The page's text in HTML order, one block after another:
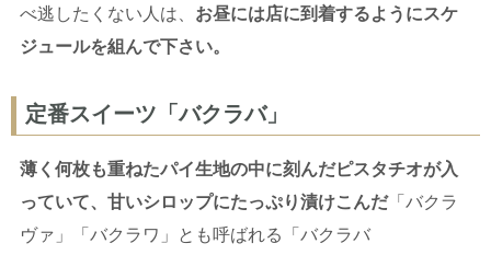
べ逃したくない人は、 お昼には店に到着するようにスケ
ジュールを組んで下さい。
定番スイーツ「バクラバ」
薄く何枚も重ねたパイ生地の中に刻んだピスタチオが入
っていて、甘いシロップにたっぷり漬けこんだ「バクラ
ヴァ」「バクラワ」とも呼ばれる「バクラバ